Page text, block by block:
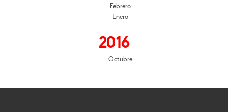
Febrero
Enero
2016
Octubre